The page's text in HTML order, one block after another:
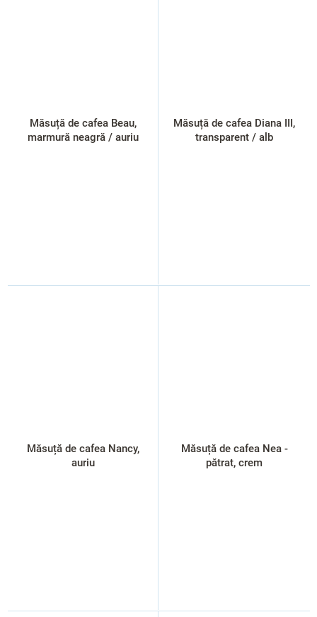
Măsuță de cafea Beau,
marmură neagră / auriu
Măsuță de cafea Diana III,
transparent / alb
Măsuță de cafea Nancy,
auriu
Măsuță de cafea Nea -
pătrat, crem